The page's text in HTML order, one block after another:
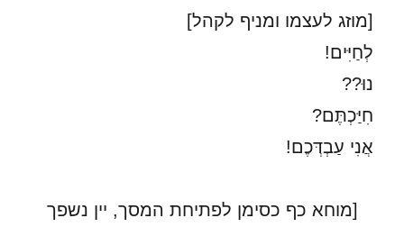
[מוזג לעצמו ומניף לקהל]
לְחַיִּים!
נוּ??
חִיַּכְתֶּם?
אֲנִי עַבְדְּכֶם!
[מוחא כף כסימן לפתיחת המסך, יין נשפך